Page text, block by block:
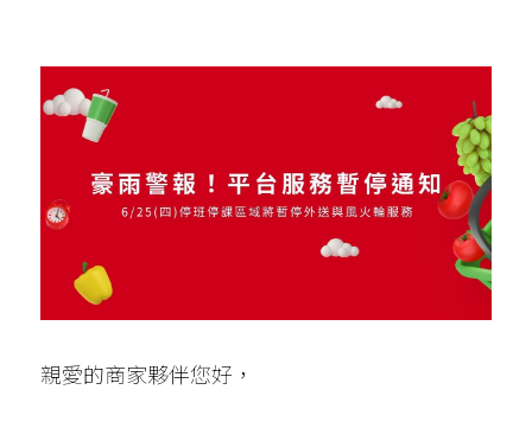
營業狀態與公休調整
行銷秘訣
個人資料保護條文
親愛的商家夥伴您好，